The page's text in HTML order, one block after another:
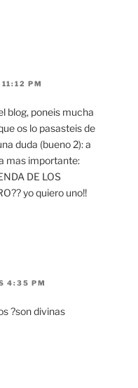
PM
blog, poneis mucha
os lo pasasteis de
duda (bueno 2): a
mas importante:
DE LOS
yo quiero uno!!
4:35 PM
?son divinas